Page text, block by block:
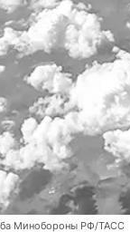
Минобороны РФ/ТАСС